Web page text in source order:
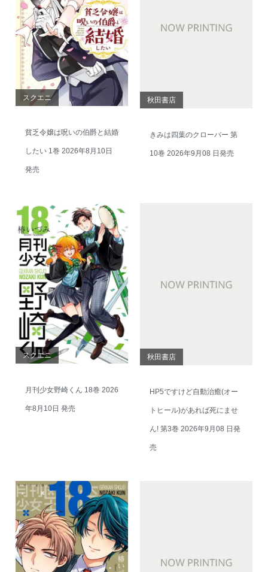
スクエニ
貧乏令嬢は呪いの伯爵と結婚
したい 1巻 2026年8月10日
発売
秋田書店
きみは四葉のクローバー 第
10巻 2026年9月08 日発売
スクエニ
月刊少女野崎くん 18巻 2026
年8月10日 発売
秋田書店
HP5ですけど自動治癒(オー
トヒール)があれば死にませ
ん! 第3巻 2026年9月08 日発
売